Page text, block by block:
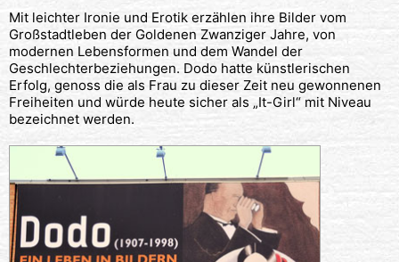
Mit leichter Ironie und Erotik erzählen ihre Bilder vom
Großstadtleben der Goldenen Zwanziger Jahre, von
modernen Lebensformen und dem Wandel der
Geschlechterbeziehungen. Dodo hatte künstlerischen
Erfolg, genoss die als Frau zu dieser Zeit neu gewonnenen
Freiheiten und würde heute sicher als „It-Girl“ mit Niveau
bezeichnet werden.